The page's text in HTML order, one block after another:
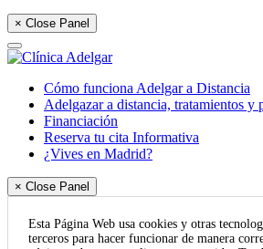
× Close Panel
Cómo funciona Adelgar a Distancia
Adelgazar a distancia, tratamientos y
Financiación
Reserva tu cita Informativa
¿Vives en Madrid?
× Close Panel
Esta Página Web usa cookies y otras
terceros para hacer funcionar de manera